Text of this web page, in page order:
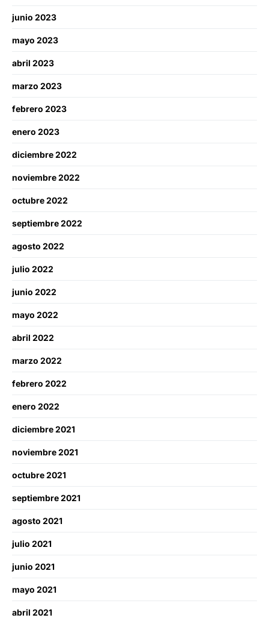
junio 2023
mayo 2023
abril 2023
marzo 2023
febrero 2023
enero 2023
diciembre 2022
noviembre 2022
octubre 2022
septiembre 2022
agosto 2022
julio 2022
junio 2022
mayo 2022
abril 2022
marzo 2022
febrero 2022
enero 2022
diciembre 2021
noviembre 2021
octubre 2021
septiembre 2021
agosto 2021
julio 2021
junio 2021
mayo 2021
abril 2021